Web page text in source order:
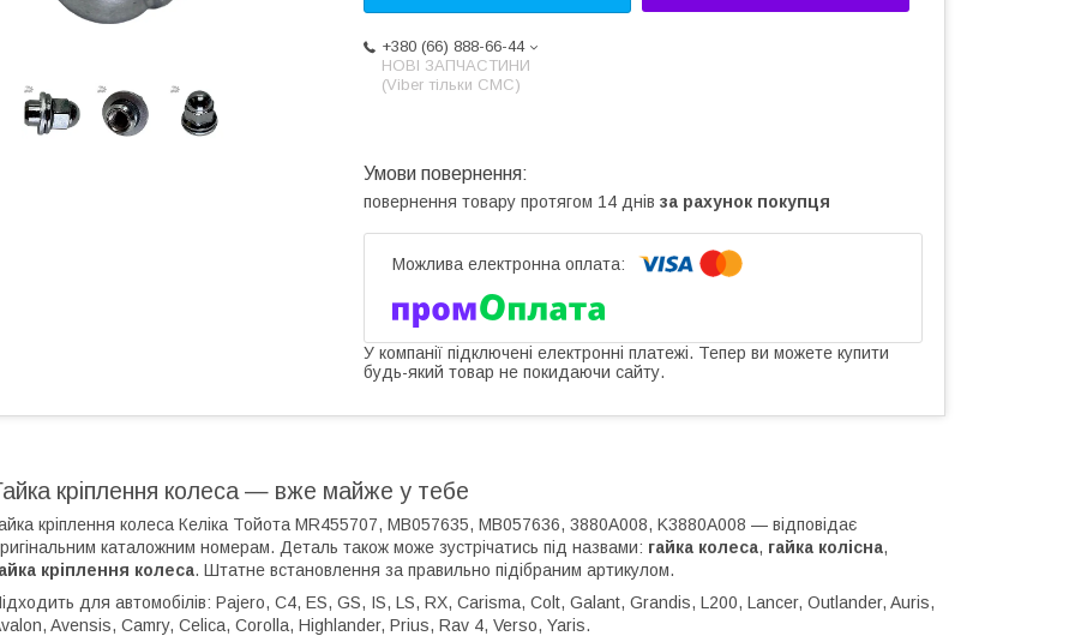
+380 (66) 888-66-44
НОВІ ЗАПЧАСТИНИ
(Viber тільки СМС)
повернення товару протягом 14 днів за рахунок покупця
У компанії підключені електронні платежі. Тепер ви можете купити
будь-який товар не покидаючи сайту.
кріплення колеса — вже майже у тебе
кріплення колеса Келіка Тойота MR455707, MB057635, MB057636, 3880A008, K3880A008 — відповідає
каталожним номерам. Деталь також може зустрічатись під назвами: гайка колеса, гайка колісна,
кріплення колеса. Штатне встановлення за правильно підібраним артикулом.
для автомобілів: Pajero, C4, ES, GS, IS, LS, RX, Carisma, Colt, Galant, Grandis, L200, Lancer, Outlander, Auris,
Avensis, Camry, Celica, Corolla, Highlander, Prius, Rav 4, Verso, Yaris.